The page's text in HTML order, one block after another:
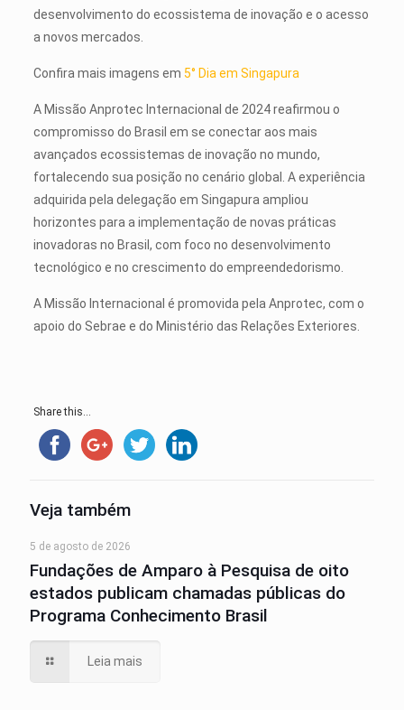
desenvolvimento do ecossistema de inovação e o acesso
a novos mercados.
Confira mais imagens em 5° Dia em Singapura
A Missão Anprotec Internacional de 2024 reafirmou o
compromisso do Brasil em se conectar aos mais
avançados ecossistemas de inovação no mundo,
fortalecendo sua posição no cenário global. A experiência
adquirida pela delegação em Singapura ampliou
horizontes para a implementação de novas práticas
inovadoras no Brasil, com foco no desenvolvimento
tecnológico e no crescimento do empreendedorismo.
A Missão Internacional é promovida pela Anprotec, com o
apoio do Sebrae e do Ministério das Relações Exteriores.
Share this...
Veja também
5 de agosto de 2026
Fundações de Amparo à Pesquisa de oito
estados publicam chamadas públicas do
Programa Conhecimento Brasil
Leia mais